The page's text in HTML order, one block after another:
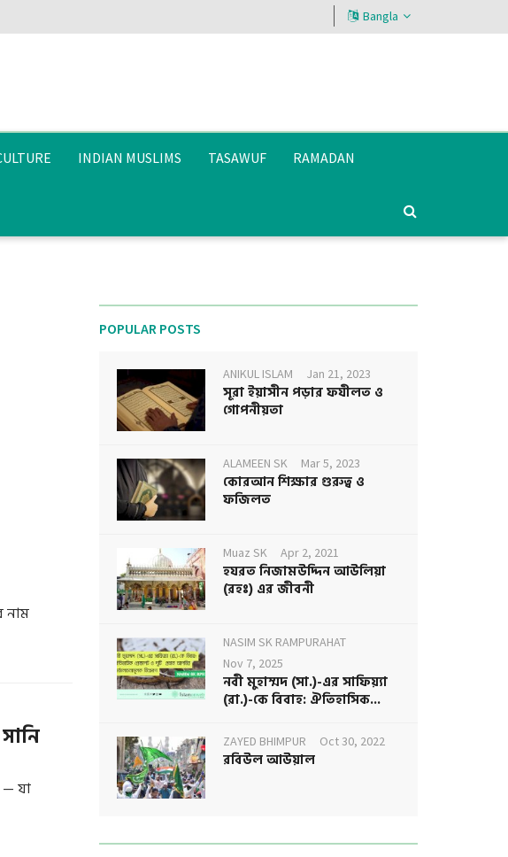
Bangla
INDIAN MUSLIMS TASAWUF RAMADAN
নাম
— যা
POPULAR POSTS
ANIKUL ISLAM Jan 21, 2023
সূরা ইয়াসীন পড়ার ফযীলত ও
গোপনীয়তা
ALAMEEN SK Mar 5, 2023
কোরআন শিক্ষার গুরুত্ব ও
ফজিলত
Muaz SK Apr 2, 2021
হযরত নিজামউদ্দিন আউলিয়া
(রহঃ) এর জীবনী
NASIM SK RAMPURAHAT
Nov 7, 2025
নবী মুহাম্মদ (সা.)-এর সাফিয়্যা
(রা.)-কে বিবাহ: ঐতিহাসিক...
ZAYED BHIMPUR Oct 30, 2022
রবিউল আউয়াল